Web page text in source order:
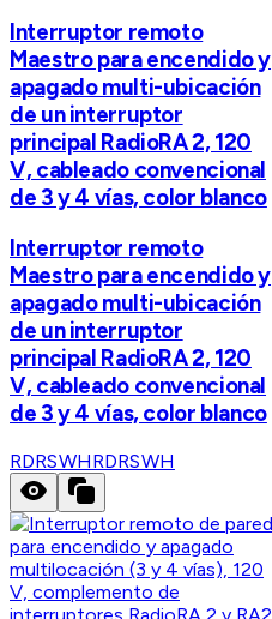
Interruptor remoto
Maestro para encendido y
apagado multi-ubicación
de un interruptor
principal RadioRA 2, 120
V, cableado convencional
de 3 y 4 vías, color blanco
Interruptor remoto
Maestro para encendido y
apagado multi-ubicación
de un interruptor
principal RadioRA 2, 120
V, cableado convencional
de 3 y 4 vías, color blanco
RDRSWHRDRSWH